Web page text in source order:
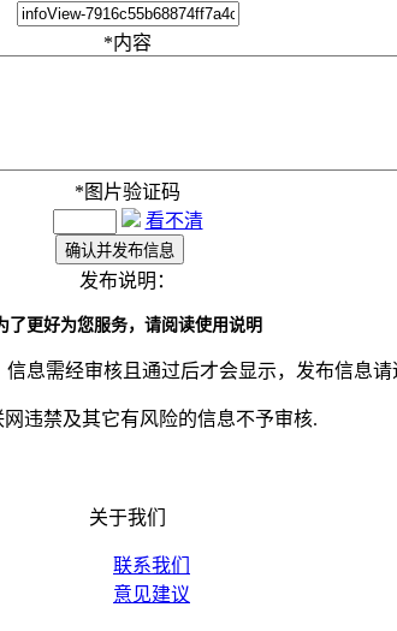
*内容
* 图片验证码
看不清
发布说明：
了更好为您服务，请阅读使用说明
息需经审核且通过后才会显示，发布信息请
网违禁及其它有风险的信息不予审核.
关于我们
联系我们
意见建议